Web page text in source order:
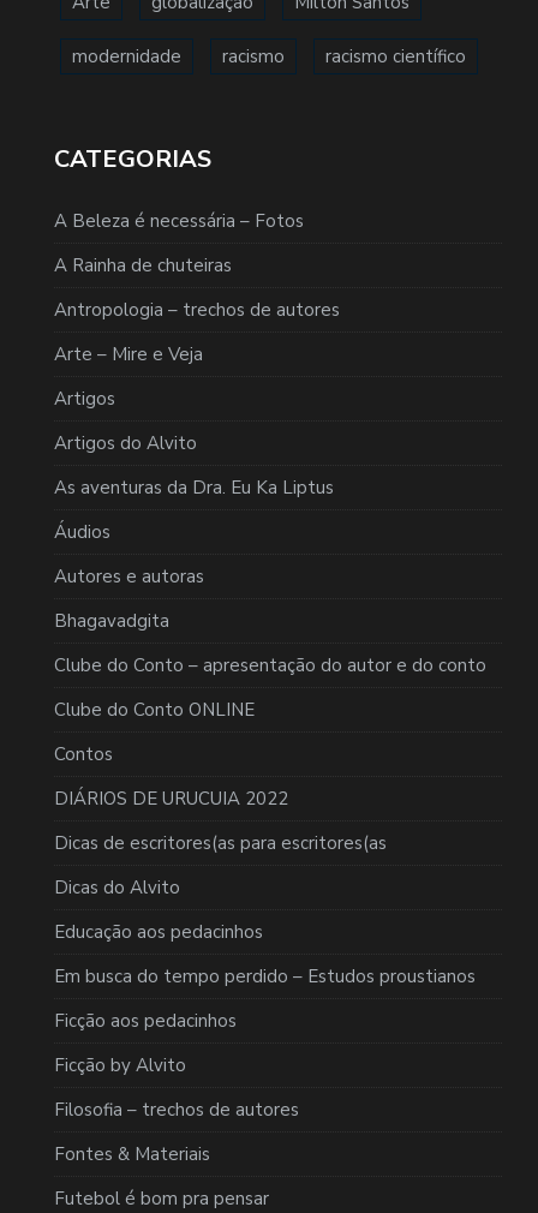
modernidade racismo racismo científico
CATEGORIAS
A Beleza é necessária – Fotos
A Rainha de chuteiras
Antropologia – trechos de autores
Arte – Mire e Veja
Artigos
Artigos do Alvito
As aventuras da Dra. Eu Ka Liptus
Áudios
Autores e autoras
Bhagavadgita
Clube do Conto – apresentação do autor e do conto
Clube do Conto ONLINE
Contos
DIÁRIOS DE URUCUIA 2022
Dicas de escritores(as para escritores(as
Dicas do Alvito
Educação aos pedacinhos
Em busca do tempo perdido – Estudos proustianos
Ficção aos pedacinhos
Ficção by Alvito
Filosofia – trechos de autores
Fontes & Materiais
Futebol é bom pra pensar